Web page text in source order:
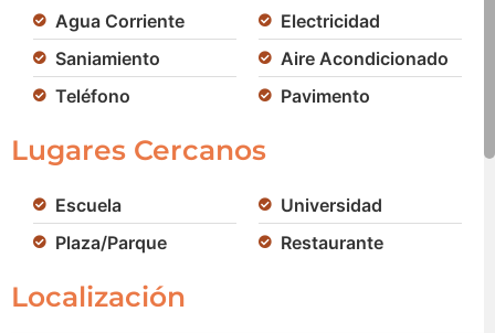
Agua Corriente
Electricidad
Saniamiento
Aire Acondicionado
Teléfono
Pavimento
Lugares Cercanos
Escuela
Universidad
Plaza/Parque
Restaurante
Localización